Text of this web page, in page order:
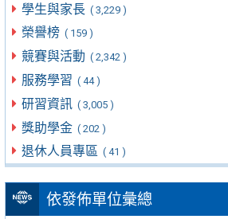
學生與家長 ( 3,229 )
榮譽榜 ( 159 )
競賽與活動 ( 2,342 )
服務學習 ( 44 )
研習資訊 ( 3,005 )
獎助學金 ( 202 )
退休人員專區 ( 41 )
依發佈單位彙總